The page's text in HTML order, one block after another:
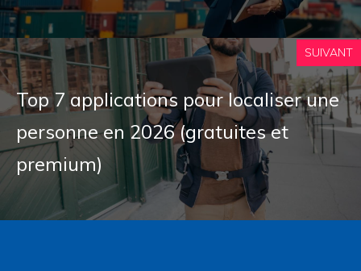
SUIVANT
Top 7 applications pour localiser une
personne en 2026 (gratuites et
premium)